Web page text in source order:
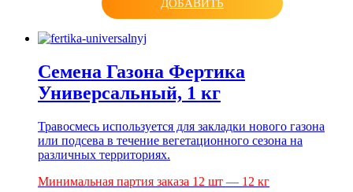
ДОБАВИТЬ
Семена Газона Фертика
Универсальный, 1 кг
Травосмесь используется для закладки нового газона
или подсева в течение вегетационного сезона на
различных территориях.
Минимальная партия заказа 12 шт — 12 кг